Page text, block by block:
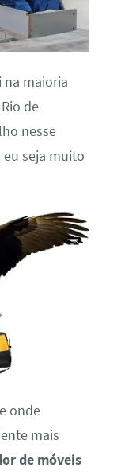
na maioria
de
nesse
eu seja muito
onde
mais
de móveis